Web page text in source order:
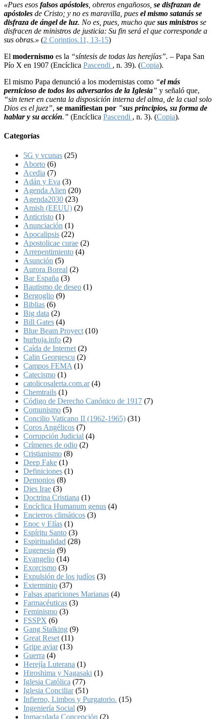
«Pues esos falsos apóstoles , obreros engañosos, se disfrazan de
apóstoles de Cristo; y no es maravilla, pues el mismo satanás se
disfraza de ángel de luz. No es, pues, mucho que sus ministros se
disfracen de ministros de justicia: Su fin será el que corresponde a
sus obras.» (2 Corintios.11, 13-15)
El modernismo es la “síntesis de todas las herejías”. – Papa San
Pío X en 1907 (Encíclica Pascendi , n. 39). (Copia).
El mismo Papa denunció a los modernistas como “el más
pernicioso de todos los adversarios de la Iglesia” y señaló que,
“sin tener en cuenta la disposición interna del alma, de la cual solo
Dios es el juez”, se manifiestan por ”sus principios, su forma de
hablar y su acción.” (Encíclica Pascendi , n. 3). (Copia).
Categorías
5G y vcunas (25)
Aborto (6)
Acedia (7)
Adán y Eva (3)
Agenda Alien (20)
Agenda2030 (23)
Amish (EEUU) (2)
Anticristo (1)
Anunciación (1)
Apocalipsis (22)
Apostolicae curae (2)
Arrepentimiento (4)
Asunción (5)
Aurora Boreal (2)
Bar España (3)
Bautismo de deseo (1)
Bergoglio (9)
Biblias (6)
Big data (2)
Bill Gates (4)
Blue Beam Proyect (10)
burbuja.info (2)
Caída de Internet (2)
Calin Georgescu (2)
Campos FEMA (1)
Catecismo (1)
catolicosalerta.com.ar(4)
Chemtrails (1)
Código de Derecho Canónico de 1917 (7)
Comunismo (5)
Concilio Vaticano II (1962-1965) (31)
Coros Angélicos (7)
Corrupción Judicial (4)
Crímenes de odio (2)
Cristianismo (8)
Deep Fake (1)
Definiciones (1)
Demonios (8)
Dies Irae (3)
Doctrina Cristiana (1)
Encíclica Humanum genus (4)
Encierros climáticos (3)
Enoc y Elías (1)
Espíritu Santo (3)
Espiritualidad (28)
Eugenesia (9)
Evangelio (14)
Exorcismo (3)
Expulsión de los judíos (3)
Exterminio (37)
Falsas apariciones Marianas (4)
Farmacéuticas (3)
Feminismo (3)
FSSPX (6)
Gang Stalking (9)
Great Reset (11)
Gripe aviar(13)
Guerra (4)
Herejía Luterana (1)
Hiroshima y Nagasaki (1)
Iglesia Católica (77)
Iglesia Conciliar(51)
Infierno, Limbos y Purgatorio. (15)
Ingeniería Social (9)
Inmaculada Concepción (2)